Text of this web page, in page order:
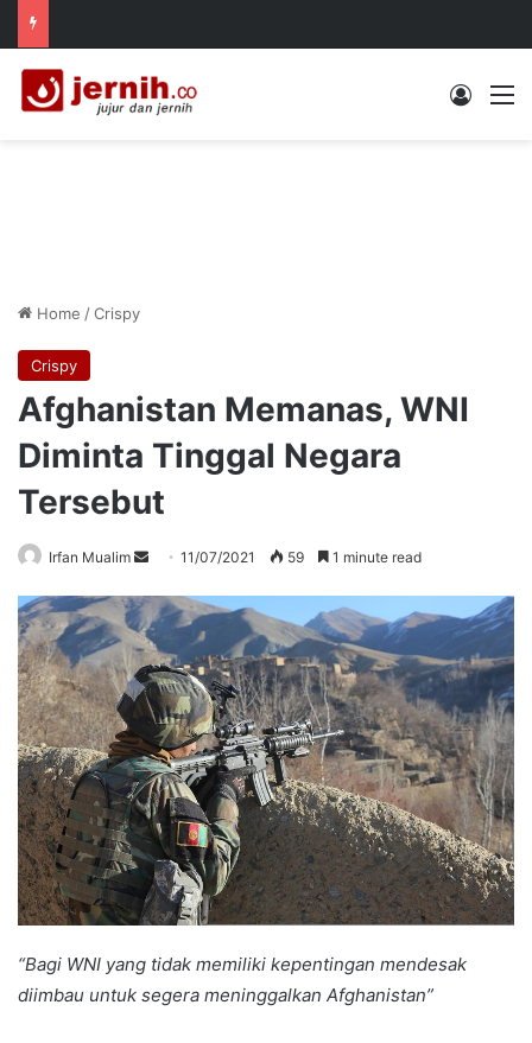
Log In
Home /Crispy
Crispy
Afghanistan Memanas, WNI
Diminta Tinggal Negara
Tersebut
Irfan Mualim
Send
email
11/07/2021 59 1 minute read
“Bagi WNI yang tidak memiliki kepentingan mendesak
diimbau untuk segera meninggalkan Afghanistan”